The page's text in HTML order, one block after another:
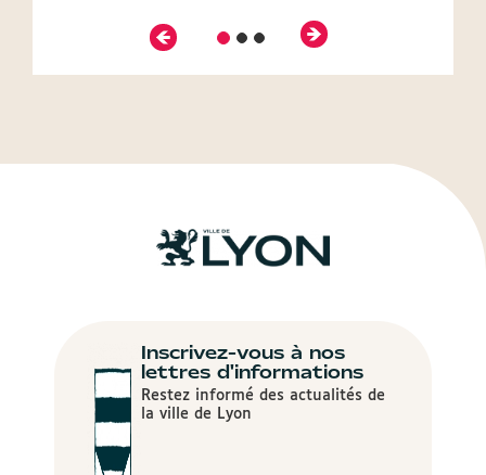
Précédent
Suivant
Diapositive
Diapositive
Diapositive
Inscrivez-vous à nos
lettres d'informations
Restez informé des actualités de
la ville de Lyon